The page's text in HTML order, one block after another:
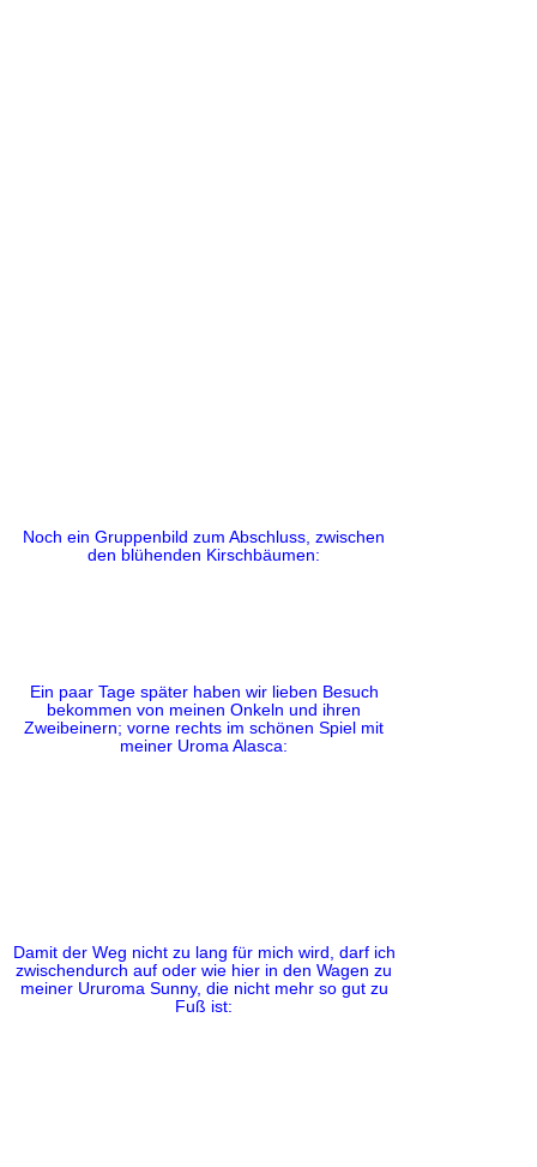
Noch ein Gruppenbild zum Abschluss, zwischen
den blühenden Kirschbäumen:
Ein paar Tage später haben wir lieben Besuch
bekommen von meinen Onkeln und ihren
Zweibeinern; vorne rechts im schönen Spiel mit
meiner Uroma Alasca:
Damit der Weg nicht zu lang für mich wird, darf ich
zwischendurch auf oder wie hier in den Wagen zu
meiner Ururoma Sunny, die nicht mehr so gut zu
Fuß ist: